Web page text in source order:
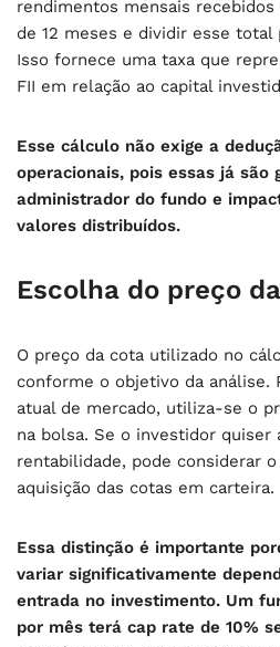
rendimentos mensais
de 12 meses e dividir esse total
Isso fornece uma taxa que
FII em relação ao capital
Esse cálculo não exige a
operacionais, pois essas já são
administrador do fundo e
valores distribuídos.
Escolha do preço
O preço da cota utilizado no
conforme o objetivo da análise.
atual de mercado, utiliza-se o
na bolsa. Se o investidor quiser
rentabilidade, pode considerar
aquisição das cotas em carteira.
Essa distinção é importante
variar significativamente
entrada no investimento. Um
por mês terá cap rate de 10%